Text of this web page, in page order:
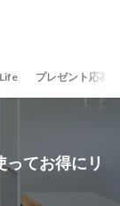
Life プレゼント応募
ってお得にリ